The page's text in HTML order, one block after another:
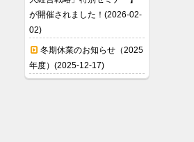
が開催されました！(2026-02-
02)
冬期休業のお知らせ（2025
年度）(2025-12-17)